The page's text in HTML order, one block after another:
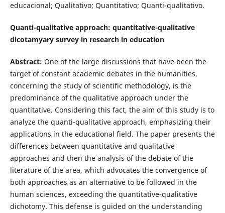
educacional; Qualitativo; Quantitativo; Quanti-qualitativo.
Quanti-qualitative approach: quantitative-qualitative
dicotamyary survey in research in education
Abstract: One of the large discussions that have been the
target of constant academic debates in the humanities,
concerning the study of scientific methodology, is the
predominance of the qualitative approach under the
quantitative. Considering this fact, the aim of this study is to
analyze the quanti-qualitative approach, emphasizing their
applications in the educational field. The paper presents the
differences between quantitative and qualitative
approaches and then the analysis of the debate of the
literature of the area, which advocates the convergence of
both approaches as an alternative to be followed in the
human sciences, exceeding the quantitative-qualitative
dichotomy. This defense is guided on the understanding